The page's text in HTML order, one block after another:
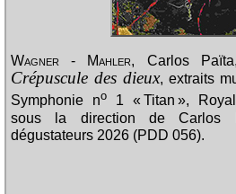
Wagner - Mahler, Carlos
Crépuscule des dieux, extraits
Symphonie no 1 « Titan »,
sous la direction de Carlos
dégustateurs 2026 (PDD 056).